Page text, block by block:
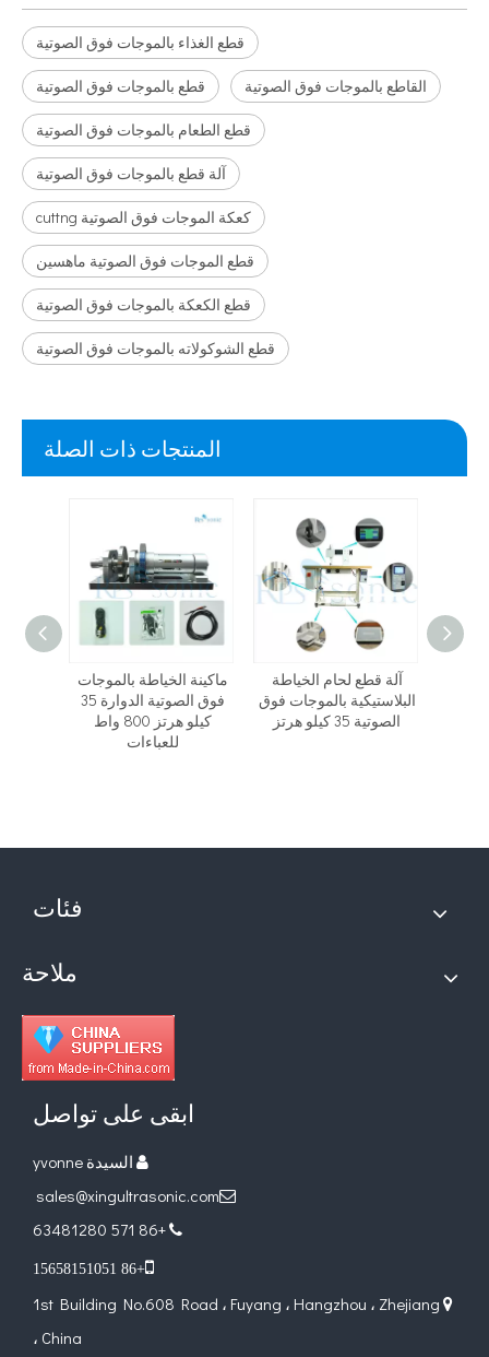
قطع الغذاء بالموجات فوق الصوتية
قطع بالموجات فوق الصوتية القاطع بالموجات فوق الصوتية
قطع الطعام بالموجات فوق الصوتية
آلة قطع بالموجات فوق الصوتية
كعكة الموجات فوق الصوتية cuttng
قطع الموجات فوق الصوتية ماهسين
قطع الكعكة بالموجات فوق الصوتية
قطع الشوكولاته بالموجات فوق الصوتية
المنتجات ذات الصلة
ماكينة الخياطة بالموجات
فوق الصوتية الدوارة 35
كيلو هرتز 800 واط
للعباءات
آلة قطع لحام الخياطة
البلاستيكية بالموجات فوق
الصوتية 35 كيلو هرتز
فئات
ملاحة
ابقى على تواصل
 السيدة yvonne

sales@xingultrasonic.com

+86 571 63481280

+86 15658151051
 1st Building No.608 Road ، Fuyang ، Hangzhou ، Zhejiang
، China